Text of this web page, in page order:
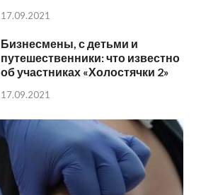
17.09.2021
Бизнесмены, с детьми и
путешественники: что известно
об участниках «Холостячки 2»
17.09.2021